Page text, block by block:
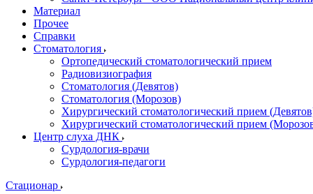
Материал
Прочее
Справки
Стоматология
Ортопедический стоматологический прием
Радиовизиография
Стоматология (Девятов)
Стоматология (Морозов)
Хирургический стоматологический прием
Хирургический стоматологический прием
Центр слуха ДНК
Сурдология-врачи
Сурдология-педагоги
Стационар